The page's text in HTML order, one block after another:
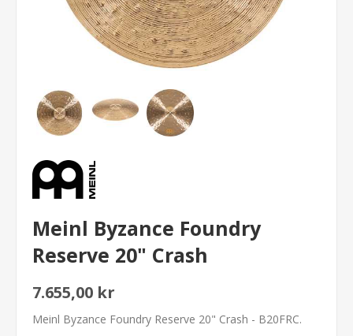
Meinl Byzance Foundry
Reserve 20" Crash
7.655,00 kr
Meinl Byzance Foundry Reserve 20" Crash - B20FRC.